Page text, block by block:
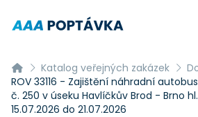
Katalog veřejných zakázek
ROV 33116 - Zajištění náhradní
č. 250 v úseku Havlíčkův Brod - Brno
15.07.2026 do 21.07.2026